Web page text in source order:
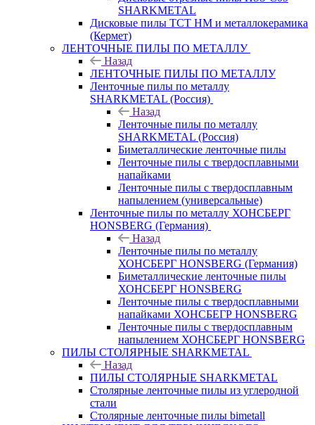
SHARKMETAL
Дисковые пилы ТСТ НМ и металлокерамика
(Кермет)
ЛЕНТОЧНЫЕ ПИЛЫ ПО МЕТАЛЛУ
Назад
ЛЕНТОЧНЫЕ ПИЛЫ ПО МЕТАЛЛУ
Ленточные пилы по металлу
SHARKMETAL (Россия)
Назад
Ленточные пилы по металлу
SHARKMETAL (Россия)
Биметаллические ленточные пилы
Ленточные пилы с твердосплавными
напайками
Ленточные пилы с твердосплавным
напылением (универсальные)
Ленточные пилы по металлу ХОНСБЕРГ
HONSBERG (Германия)
Назад
Ленточные пилы по металлу
ХОНСБЕРГ HONSBERG (Германия)
Биметаллические ленточные пилы
ХОНСБЕРГ HONSBERG
Ленточные пилы с твердосплавными
напайками ХОНСБЕГР HONSBERG
Ленточные пилы с твердосплавным
напылением ХОНСБЕРГ HONSBERG
ПИЛЫ СТОЛЯРНЫЕ SHARKMETAL
Назад
ПИЛЫ СТОЛЯРНЫЕ SHARKMETAL
Столярные ленточные пилы из углеродной
стали
Столярные ленточные пилы bimetall